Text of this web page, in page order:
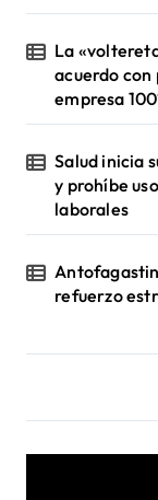
La
acuerdo
empresa
Salud inicia
y prohíbe
laborales
refuerzo